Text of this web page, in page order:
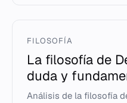
FILOSOFÍA
La filosofía de
duda y
Análisis de la filosofía